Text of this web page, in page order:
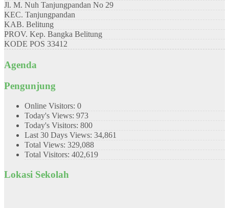
Jl. M. Nuh Tanjungpandan No 29
KEC. Tanjungpandan
KAB. Belitung
PROV. Kep. Bangka Belitung
KODE POS 33412
Agenda
Pengunjung
Online Visitors: 0
Today's Views: 973
Today's Visitors: 800
Last 30 Days Views: 34,861
Total Views: 329,088
Total Visitors: 402,619
Lokasi Sekolah